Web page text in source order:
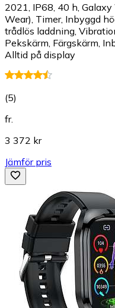
2021, IP68, 40 h,
Wear), Timer, Inbyggd
trådlös laddning,
Pekskärm, Färgskärm,
Alltid på display
(5)
fr.
3 372 kr
Jämför pris